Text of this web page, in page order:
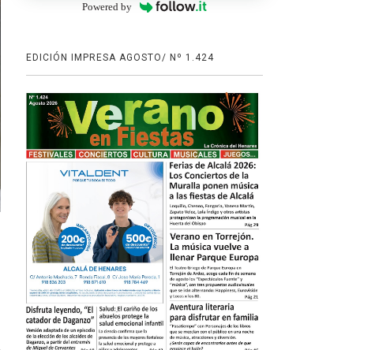
Powered by
EDICIÓN IMPRESA AGOSTO/ Nº 1.424